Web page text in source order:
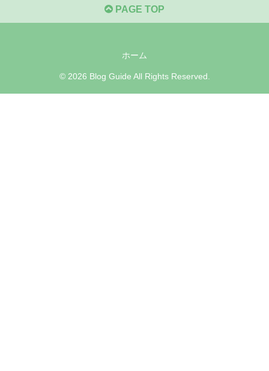
PAGE TOP
ホーム
© 2026 Blog Guide All Rights Reserved.